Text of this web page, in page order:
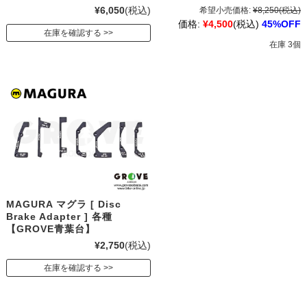
¥6,050(税込)
在庫を確認する
希望小売価格: ¥8,250(税込)
価格: ¥4,500(税込) 45%OFF
在庫 3個
MAGURA マグラ [ Disc
Brake Adapter ] 各種
【GROVE青葉台】
¥2,750(税込)
在庫を確認する